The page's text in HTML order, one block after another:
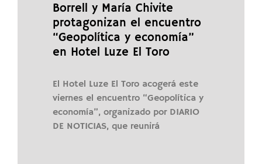
Borrell y María Chivite
protagonizan el encuentro
“Geopolítica y economía”
en Hotel Luze El Toro
El Hotel Luze El Toro acogerá este
viernes el encuentro “Geopolítica y
economía”, organizado por DIARIO
DE NOTICIAS, que reunirá